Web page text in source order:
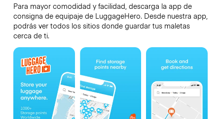
Para mayor comodidad y facilidad, descarga la app de
consigna de equipaje de LuggageHero. Desde nuestra app,
podrás ver todos los sitios donde guardar tus maletas
cerca de ti.